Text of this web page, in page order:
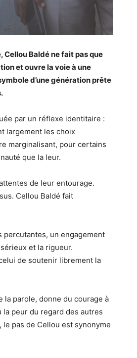
Cellou Baldé ne fait pas que
et ouvre la voie à une
d’une génération prête
par un réflexe identitaire :
largement les choix
marginalisant, pour certains
que la leur.
de leur entourage.
Cellou Baldé fait
percutantes, un engagement
et la rigueur.
de soutenir librement la
la parole, donne du courage à
la peur du regard des autres
pas de Cellou est synonyme